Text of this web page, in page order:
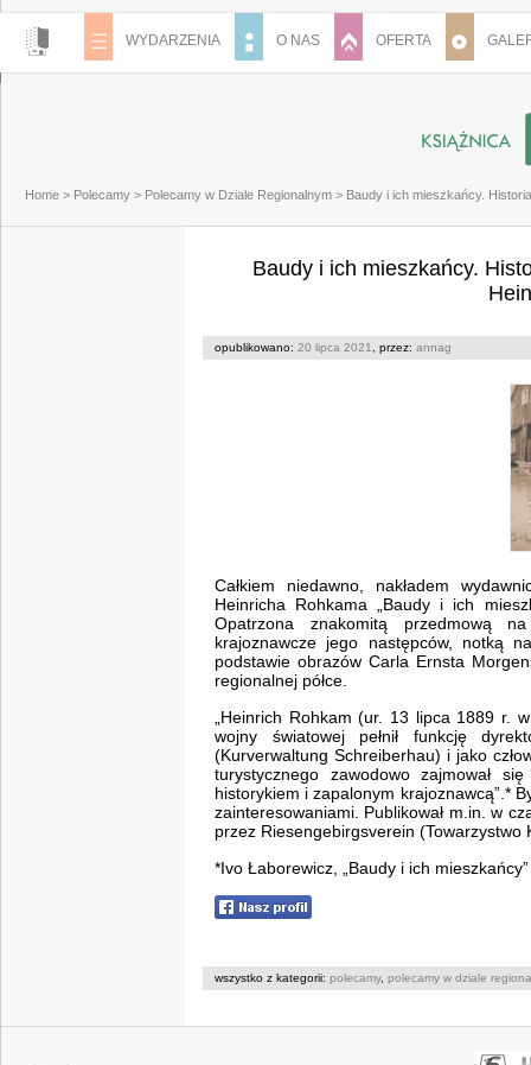
WYDARZENIA O NAS OFERTA
Home > Polecamy > Polecamy w Dziale Regionalnym > Baudy i ich mieszkańcy.
Baudy i ich mieszkańcy.
opublikowano: 20 lipca 2021 , przez: annag
Całkiem niedawno, nakładem
Heinricha Rohkama „Baudy i ich
Opatrzona znakomitą przedmową
krajoznawcze jego następców, notką
podstawie obrazów Carla Ernsta
regionalnej półce.
„Heinrich Rohkam (ur. 13 lipca 1889 r.
wojny światowej pełnił funkcję
(Kurverwaltung Schreiberhau) i jako
turystycznego zawodowo zajmował
historykiem i zapalonym krajoznawcą”.*
zainteresowaniami. Publikował m.in. w
przez Riesengebirgsverein (Towarzystwo
*Ivo Łaborewicz, „Baudy i ich mieszkańcy”
wszystko z kategorii: polecamy, polecamy w dziale